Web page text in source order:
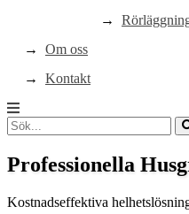
Om oss
Kontakt
Professionella
Kostnadseffektiva